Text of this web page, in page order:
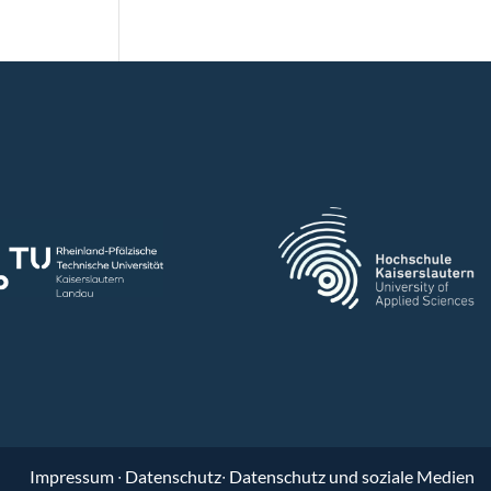
Impressum ∙ Datenschutz∙ Datenschutz und soziale Medien